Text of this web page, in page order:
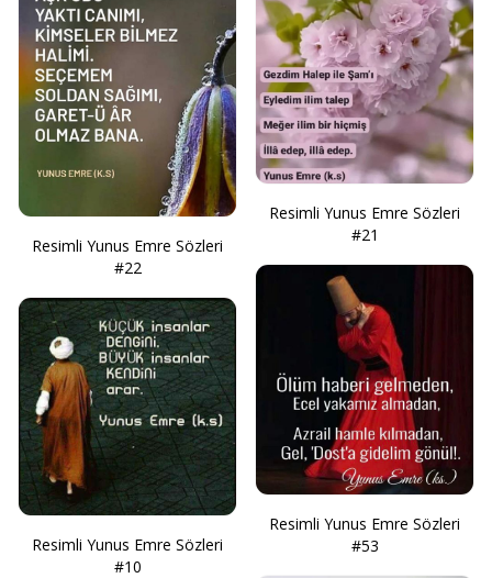
Resimli Yunus Emre Sözleri
#22
Resimli Yunus Emre Sözleri
#10
Resimli Yunus Emre Sözleri
#21
Resimli Yunus Emre Sözleri
#53